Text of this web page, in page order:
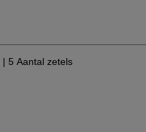
| 5 Aantal zetels